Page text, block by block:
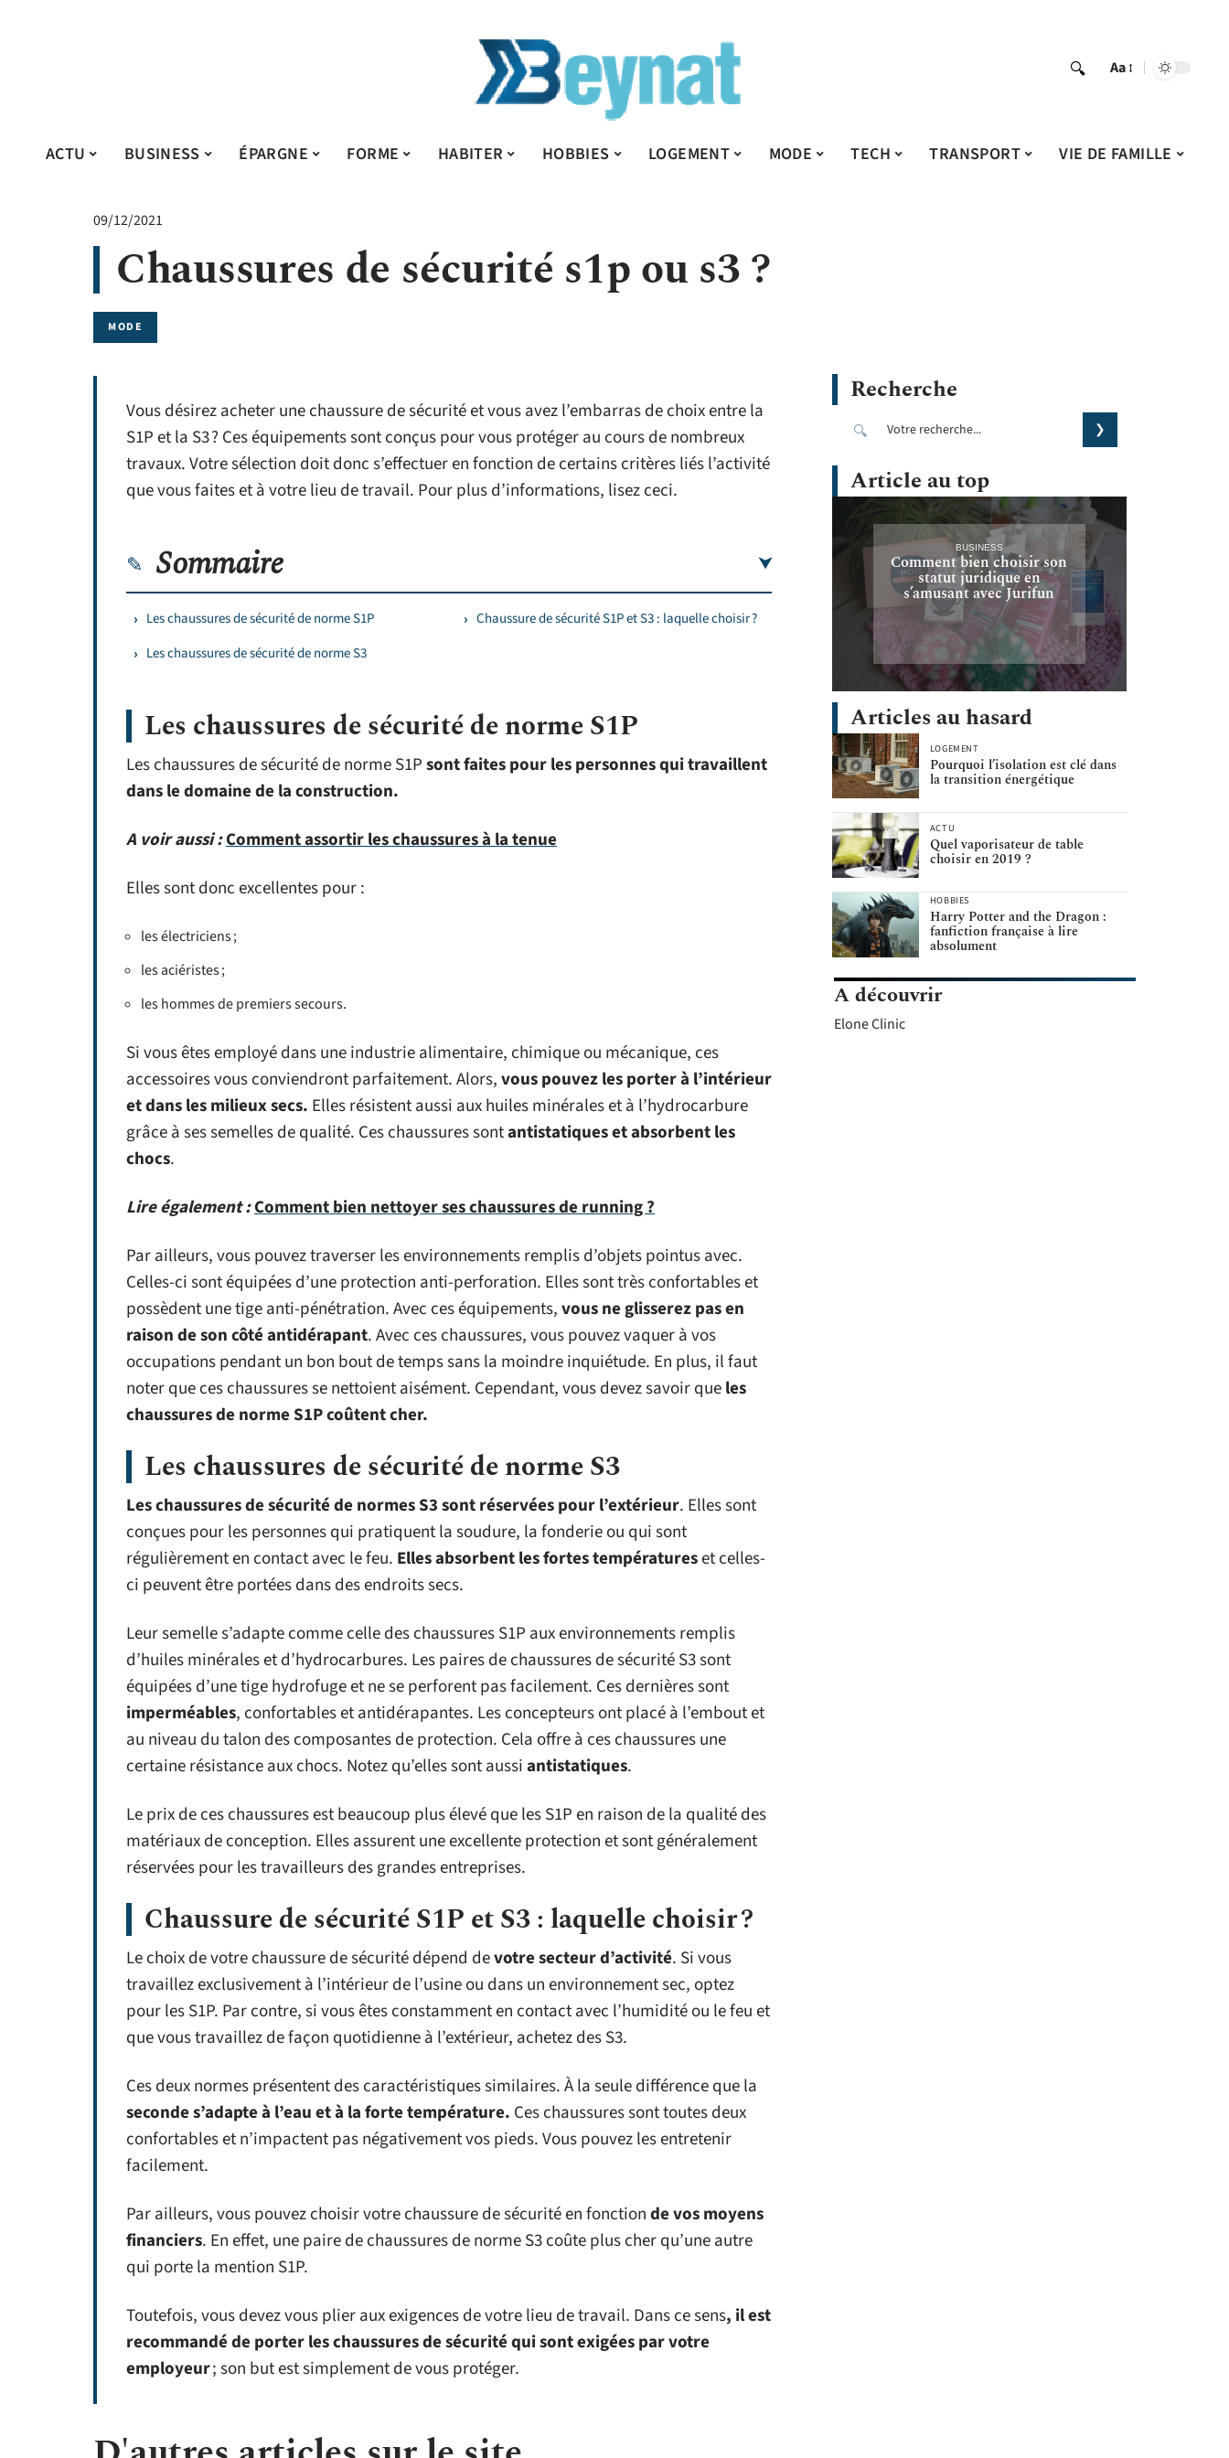
Aa
ACTU BUSINESS ÉPARGNE FORME HABITER HOBBIES LOGEMENT MODE TECH TRANSPORT VIE DE FAMILLE
09/12/2021
Chaussures de sécurité s1p ou s3 ?
MODE
Vous désirez acheter une chaussure de sécurité et vous avez l’embarras de choix entre la
S1P et la S3 ? Ces équipements sont conçus pour vous protéger au cours de nombreux
travaux. Votre sélection doit donc s’effectuer en fonction de certains critères liés l’activité
que vous faites et à votre lieu de travail. Pour plus d’informations, lisez ceci.
Sommaire
Les chaussures de sécurité de norme S1P
Les chaussures de sécurité de norme S3
Chaussure de sécurité S1P et S3 : laquelle choisir ?
Les chaussures de sécurité de norme S1P
Les chaussures de sécurité de norme S1Psont faites pour les personnes qui travaillent
dans le domaine de la construction.
A voir aussi :Comment assortir les chaussures à la tenue
Elles sont donc excellentes pour :
les électriciens ;
les aciéristes ;
les hommes de premiers secours.
Si vous êtes employé dans une industrie alimentaire, chimique ou mécanique, ces
accessoires vous conviendront parfaitement. Alors,vous pouvez les porter à l’intérieur
et dans les milieux secs. Elles résistent aussi aux huiles minérales et à l’hydrocarbure
grâce à ses semelles de qualité. Ces chaussures sontantistatiques et absorbent les
chocs.
Lire également :Comment bien nettoyer ses chaussures de running ?
Par ailleurs, vous pouvez traverser les environnements remplis d’objets pointus avec.
Celles-ci sont équipées d’une protection anti-perforation. Elles sont très confortables et
possèdent une tige anti-pénétration. Avec ces équipements,vous ne glisserez pas en
raison de son côté antidérapant. Avec ces chaussures, vous pouvez vaquer à vos
occupations pendant un bon bout de temps sans la moindre inquiétude. En plus, il faut
noter que ces chaussures se nettoient aisément. Cependant, vous devez savoir queles
chaussures de norme S1P coûtent cher.
Les chaussures de sécurité de norme S3
Les chaussures de sécurité de normes S3 sont réservées pour l’extérieur. Elles sont
conçues pour les personnes qui pratiquent la soudure, la fonderie ou qui sont
régulièrement en contact avec le feu. Elles absorbent les fortes températureset celles-
ci peuvent être portées dans des endroits secs.
Leur semelle s’adapte comme celle des chaussures S1P aux environnements remplis
d’huiles minérales et d’hydrocarbures. Les paires de chaussures de sécurité S3 sont
équipées d’une tige hydrofuge et ne se perforent pas facilement. Ces dernières sont
imperméables, confortables et antidérapantes. Les concepteurs ont placé à l’embout et
au niveau du talon des composantes de protection. Cela offre à ces chaussures une
certaine résistance aux chocs. Notez qu’elles sont aussiantistatiques.
Le prix de ces chaussures est beaucoup plus élevé que les S1P en raison de la qualité des
matériaux de conception. Elles assurent une excellente protection et sont généralement
réservées pour les travailleurs des grandes entreprises.
Chaussure de sécurité S1P et S3 : laquelle choisir ?
Le choix de votre chaussure de sécurité dépend devotre secteur d’activité. Si vous
travaillez exclusivement à l’intérieur de l’usine ou dans un environnement sec, optez
pour les S1P. Par contre, si vous êtes constamment en contact avec l’humidité ou le feu et
que vous travaillez de façon quotidienne à l’extérieur, achetez des S3.
Ces deux normes présentent des caractéristiques similaires. À la seule différence que la
seconde s’adapte à l’eau et à la forte température. Ces chaussures sont toutes deux
confortables et n’impactent pas négativement vos pieds. Vous pouvez les entretenir
facilement.
Par ailleurs, vous pouvez choisir votre chaussure de sécurité en fonctionde vos moyens
financiers. En effet, une paire de chaussures de norme S3 coûte plus cher qu’une autre
qui porte la mention S1P.
Toutefois, vous devez vous plier aux exigences de votre lieu de travail. Dans ce sens, il est
recommandé de porter les chaussures de sécurité qui sont exigées par votre
employeur; son but est simplement de vous protéger.
Recherche
Article au top
BUSINESS
Comment bien choisir son
statut juridique en
s’amusant avec Jurifun
Articles au hasard
LOGEMENT
Pourquoi l’isolation est clé dans
la transition énergétique
ACTU
Quel vaporisateur de table
choisir en 2019 ?
HOBBIES
Harry Potter and the Dragon :
fanfiction française à lire
absolument
A découvrir
Elone Clinic